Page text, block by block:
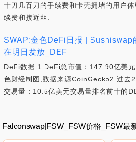
十刀几百刀的手续费和卡壳拥堵的用户
续费和接近丝.
SWAP:金色DeFi日报 | Sushiswap
在明日发放_DEF
DeFi数据 1.DeFi总市值：147.90亿美
色财经制图,数据来源CoinGecko2.过去
交易量：10.5亿美元交易量排名前十的
Falconswap|FSW_FSW价格_FSW最